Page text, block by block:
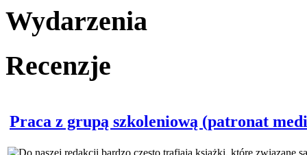
Wydarzenia
Recenzje
Praca z grupą szkoleniową (patronat